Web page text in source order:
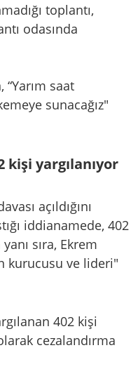
toplantı,
odasında
“Yarım saat
sunacağız"
yargılanıyor
açıldığını
iddianamede, 402
sıra, Ekrem
kurucusu ve lideri"
402 kişi
cezalandırma